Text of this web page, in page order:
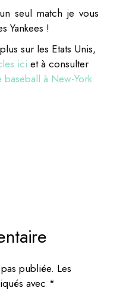
seul match je vous
Yankees !
sur les Etats Unis,
iciet à consulter
à New-York
publiée. Les
avec *